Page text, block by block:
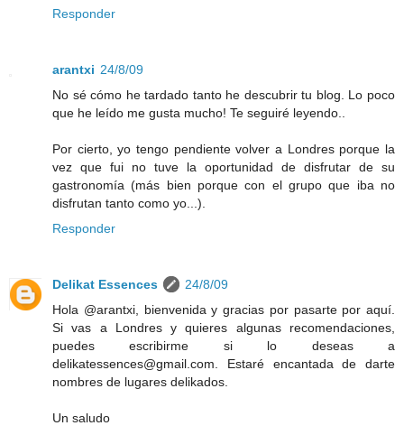
Responder
arantxi 24/8/09
No sé cómo he tardado tanto he descubrir tu blog. Lo poco
que he leído me gusta mucho! Te seguiré leyendo..
Por cierto, yo tengo pendiente volver a Londres porque la
vez que fui no tuve la oportunidad de disfrutar de su
gastronomía (más bien porque con el grupo que iba no
disfrutan tanto como yo...).
Responder
Delikat Essences
24/8/09
Hola @arantxi, bienvenida y gracias por pasarte por aquí.
Si vas a Londres y quieres algunas recomendaciones,
puedes escribirme si lo deseas a
delikatessences@gmail.com. Estaré encantada de darte
nombres de lugares delikados.
Un saludo